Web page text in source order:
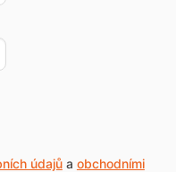
údajůa obchodními